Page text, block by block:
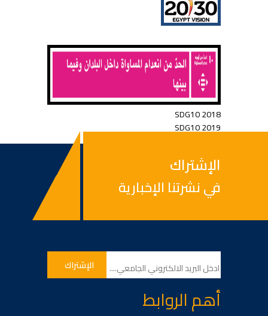
SDG10 2018
SDG10 2019
الإشتراك
في نشرتنا الإخبارية
أهم الروابط